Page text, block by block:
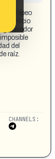
europeo
silencio
"generador
del
raíz.
CHANNELS: